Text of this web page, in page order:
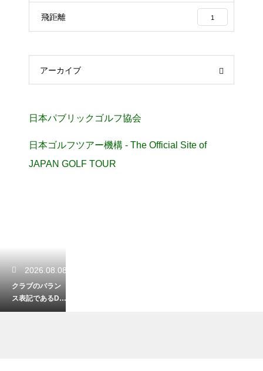
飛距離 1
アーカイブ
日本パブリックゴルフ協会
日本ゴルフツアー機構 - The Official Site of
JAPAN GOLF TOUR
2026.08.08
クラブのバラン
ス表記であるD0
とD1の違いと振